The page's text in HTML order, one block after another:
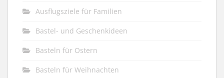
Ausflugsziele für Familien
Bastel- und Geschenkideen
Basteln für Ostern
Basteln für Weihnachten